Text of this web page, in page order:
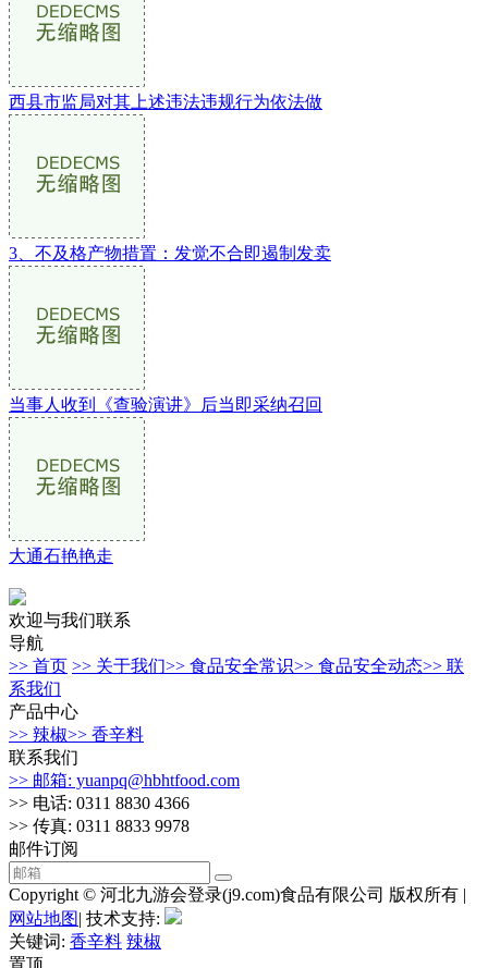
西县市监局对其上述违法违规行为依法做
3、不及格产物措置：发觉不合即遏制发卖
当事人收到《查验演讲》后当即采纳召回
大通石艳艳走
欢迎与我们联系
导航
>> 首页 >> 关于我们>> 食品安全常识>> 食品安全动态>> 联
系我们
产品中心
>> 辣椒>> 香辛料
联系我们
>> 邮箱: yuanpq@hbhtfood.com
>> 电话: 0311 8830 4366
>> 传真: 0311 8833 9978
邮件订阅
Copyright © 河北九游会登录(j9.com)食品有限公司 版权所有 |
网站地图| 技术支持:
关键词: 香辛料 辣椒
置顶